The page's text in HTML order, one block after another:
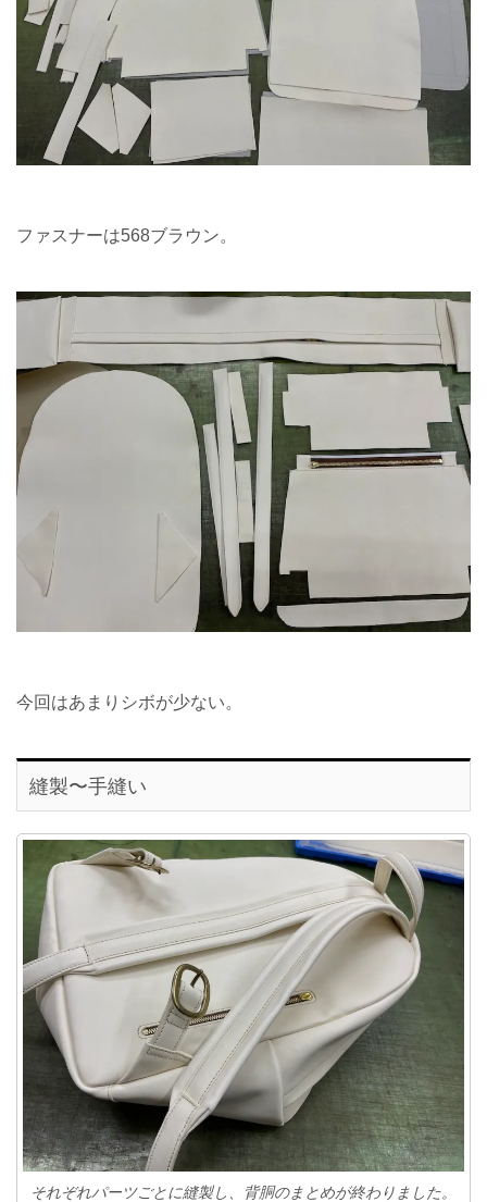
ファスナーは568ブラウン。
今回はあまりシボが少ない。
縫製〜手縫い
それぞれパーツごとに縫製し、背胴のまとめが終わりました。